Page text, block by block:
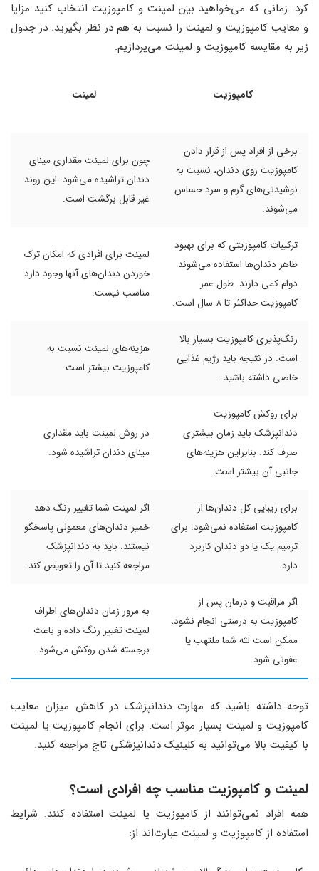
کرد. زمانی که می‌خواهید بین لمینت و کامپوزیت انتخاب کنید مزایا
و معایب کامپوزیت و لمینت را نسبت به هم در نظر بگیرید. در جدول
زیر به مقایسه کامپوزیت و لمینت می‌پردازیم.
کامپوزیت لمینت
برخی از افراد پس از قرار دادن
کامپوزیت روی دندان، نسبت به
نوشیدنی‌های گرم و سرد حساس
می‌شوند.
چون برای لمینت مقداری مینای
دندان تراشیده می‌شود. این روند
غیر قابل برگشت است.
ترکیبات کامپوزیتی که برای بهبود
ظاهر دندان‌ها استفاده می‌شوند
دوام کمی دارند. طول عمر
کامپوزیت حداکثر تا 8 سال است.
لمینت برای افرادی که امکان ترک
خوردن دندان‌های آنها وجود دارد
مناسب نیست.
رنگ‌پذیری کامپوزیت بسیار بالا
است. در نتیجه باید رژیم غذایی
خاصی داشته باشید.
هزینه‌های لمینت نسبت به
کامپوزیت بیشتر است.
برای روکش کامپوزیت
دندانپزشک باید زمان بیشتری
صرف کند. بنابراین هزینه‌های
جانبی آن بیشتر است.
در روش لمینت باید مقداری
مینای دندان تراشیده شود.
برای زیبایی کل دندان‌ها از
کامپوزیت استفاده نمی‌شود. برای
ترمیم یک یا دو دندان کاربرد
دارد.
اگر لمینت شما تغییر رنگ دهد
خمیر دندان‌های معمولی پاسخگو
نیستند. باید به دندانپزشک
مراجعه کنید تا آن را تعویض کند.
اگر مراقبت و درمان پس از
کامپوزیت به درستی انجام نشود،
ممکن است لثه شما ملتهب یا
عفونی شود.
به مرور زمان دندان‌های اطراف
لمینت تغییر رنگ داده و باعث
برجسته شدن روکش می‌شود.
توجه داشته باشید که مهارت دندانپزشک در کاهش میزان معایب
کامپوزیت و لمینت بسیار موثر است. برای انجام کامپوزیت یا لمینت
با کیفیت بالا می‌توانید به کلینیک دندانپزشکی تاج مراجعه کنید.
لمینت و کامپوزیت مناسب چه افرادی است؟
همه افراد نمی‌توانند از کامپوزیت یا لمینت استفاده کنند. شرایط
استفاده از کامپوزیت و لمینت عبارت‌اند از: